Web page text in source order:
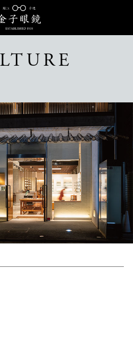
ー）
1
りは最後列から。金子